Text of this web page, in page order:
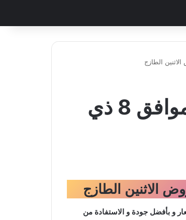
عروض العثيم اليوم من تاريخ 25 مايو 2026 – الموافق 8 ذي
و بأفضل جودة و الاستفادة من